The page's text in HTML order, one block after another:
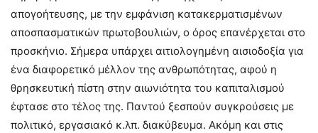
απογοήτευσης, με την εμφάνιση κατακερματισμένων
αποσπασματικών πρωτοβουλιών, ο όρος επανέρχεται στο
προσκήνιο. Σήμερα υπάρχει αιτιολογημένη αισιοδοξία για
ένα διαφορετικό μέλλον της ανθρωπότητας, αφού η
θρησκευτική πίστη στην αιωνιότητα του καπιταλισμού
έφτασε στο τέλος της. Παντού ξεσπούν συγκρούσεις με
πολιτικό, εργασιακό κ.λπ. διακύβευμα. Ακόμη και στις